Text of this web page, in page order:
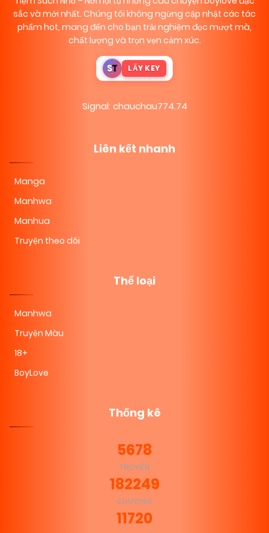
sắc và mới nhất. Chúng tôi không ngừng cập nhật các tác
phẩm hot, mang đến cho bạn trải nghiệm đọc mượt mà,
chất lượng và trọn vẹn cảm xúc.
ST LẤY KEY
Signal: chauchau774.74
Liên kết nhanh
Manga
Manhwa
Manhua
Truyện theo dõi
Thể loại
Manhwa
Truyện Màu
18+
BoyLove
Thống kê
5678
TRUYỆN
182249
CHƯƠNG
11720